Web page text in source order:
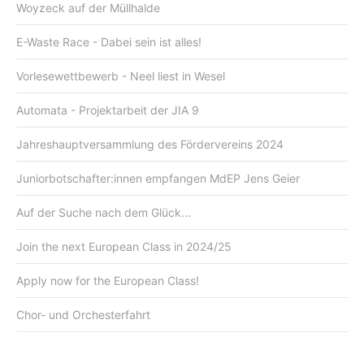
Woyzeck auf der Müllhalde
E-Waste Race - Dabei sein ist alles!
Vorlesewettbewerb - Neel liest in Wesel
Automata - Projektarbeit der JIA 9
Jahreshauptversammlung des Fördervereins 2024
Juniorbotschafter:innen empfangen MdEP Jens Geier
Auf der Suche nach dem Glück...
Join the next European Class in 2024/25
Apply now for the European Class!
Chor- und Orchesterfahrt